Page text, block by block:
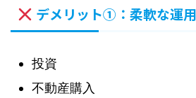
デメリット①：柔軟な運
投資
不動産購入